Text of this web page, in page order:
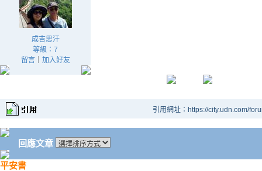
成吉思汗
等級：7
留言｜ 加入好友
引用網址：https://city.udn.com/
回應文章
平安書